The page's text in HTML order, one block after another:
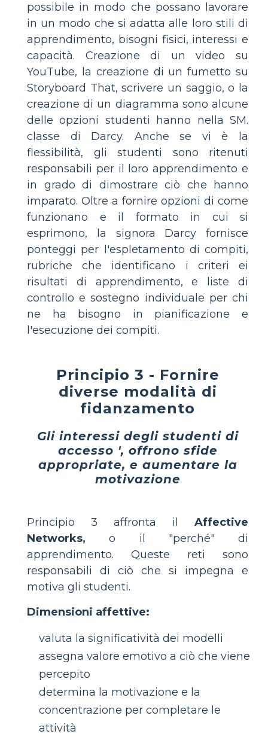
possibile in modo che possano lavorare
in un modo che si adatta alle loro stili di
apprendimento, bisogni fisici, interessi e
capacità. Creazione di un video su
YouTube, la creazione di un fumetto su
Storyboard That, scrivere un saggio, o la
creazione di un diagramma sono alcune
delle opzioni studenti hanno nella SM.
classe di Darcy. Anche se vi è la
flessibilità, gli studenti sono ritenuti
responsabili per il loro apprendimento e
in grado di dimostrare ciò che hanno
imparato. Oltre a fornire opzioni di come
funzionano e il formato in cui si
esprimono, la signora Darcy fornisce
ponteggi per l'espletamento di compiti,
rubriche che identificano i criteri ei
risultati di apprendimento, e liste di
controllo e sostegno individuale per chi
ne ha bisogno in pianificazione e
l'esecuzione dei compiti.
Principio 3 - Fornire
diverse modalità di
fidanzamento
Gli interessi degli studenti di
accesso ', offrono sfide
appropriate, e aumentare la
motivazione
Principio 3 affronta il Affective
Networks, o il "perché" di
apprendimento. Queste reti sono
responsabili di ciò che si impegna e
motiva gli studenti.
Dimensioni affettive:
valuta la significatività dei modelli
assegna valore emotivo a ciò che viene
percepito
determina la motivazione e la
concentrazione per completare le
attività